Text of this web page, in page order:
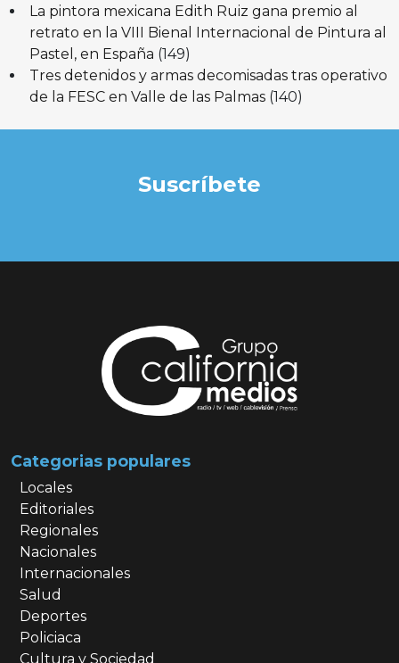
La pintora mexicana Edith Ruiz gana premio al
retrato en la VIII Bienal Internacional de Pintura al
Pastel, en España (149)
Tres detenidos y armas decomisadas tras operativo
de la FESC en Valle de las Palmas (140)
Suscríbete
Categorias populares
Locales
Editoriales
Regionales
Nacionales
Internacionales
Salud
Deportes
Policiaca
Cultura y Sociedad